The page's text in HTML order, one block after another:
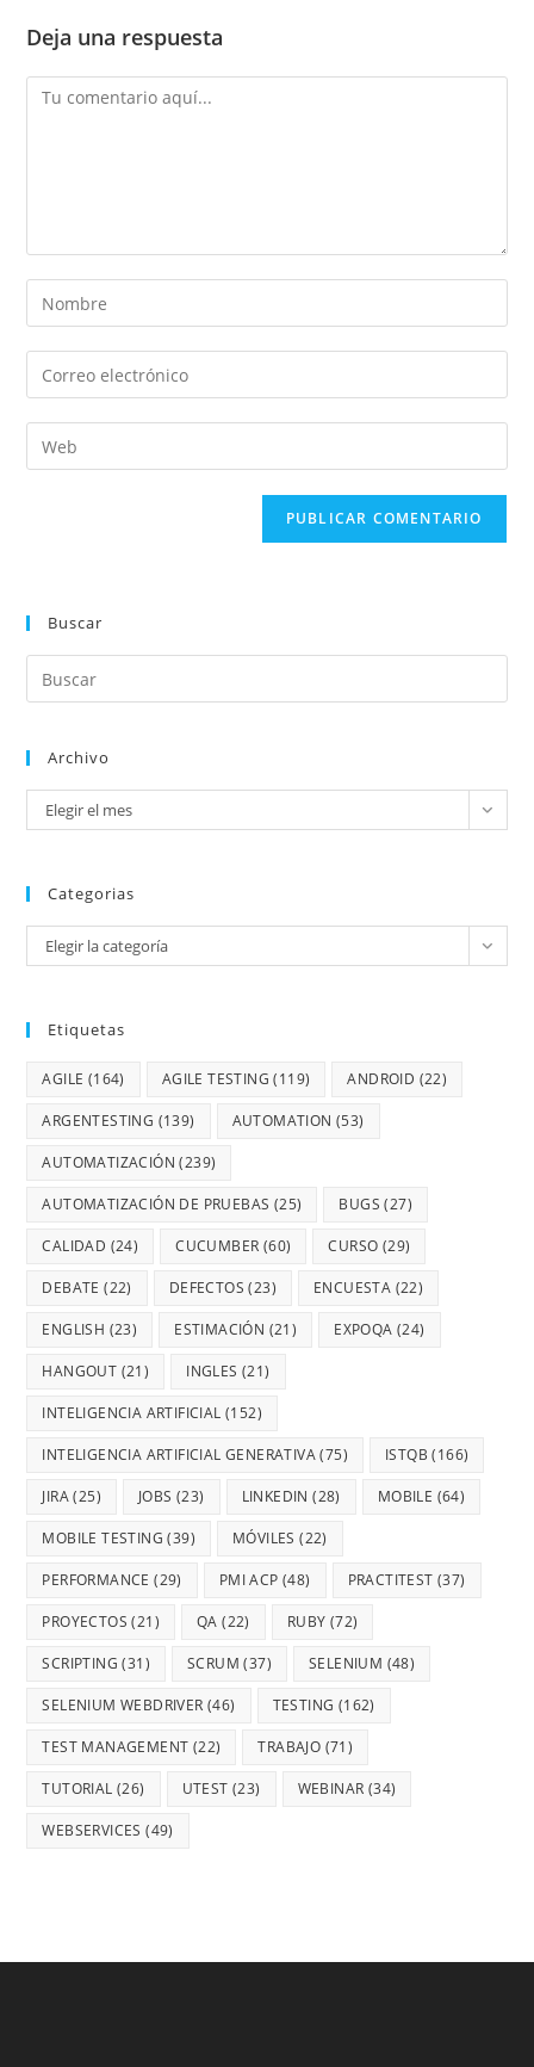
Deja una respuesta
Buscar
Archivo
Elegir el mes
Categorias
Elegir la categoría
Etiquetas
AGILE (164) AGILE TESTING (119) ANDROID (22)
ARGENTESTING (139) AUTOMATION (53)
AUTOMATIZACIÓN (239)
AUTOMATIZACIÓN DE PRUEBAS (25) BUGS (27)
CALIDAD (24) CUCUMBER (60) CURSO (29)
DEBATE (22) DEFECTOS (23) ENCUESTA (22)
ENGLISH (23) ESTIMACIÓN (21) EXPOQA (24)
HANGOUT (21) INGLES (21)
INTELIGENCIA ARTIFICIAL (152)
INTELIGENCIA ARTIFICIAL GENERATIVA(75) ISTQB (166)
JIRA(25) JOBS (23) LINKEDIN (28) MOBILE (64)
MOBILE TESTING (39) MÓVILES (22)
PERFORMANCE (29) PMI ACP (48) PRACTITEST (37)
PROYECTOS (21) QA (22) RUBY (72)
SCRIPTING (31) SCRUM (37) SELENIUM (48)
SELENIUM WEBDRIVER (46) TESTING (162)
TEST MANAGEMENT (22) TRABAJO (71)
TUTORIAL (26) UTEST (23) WEBINAR (34)
WEBSERVICES (49)